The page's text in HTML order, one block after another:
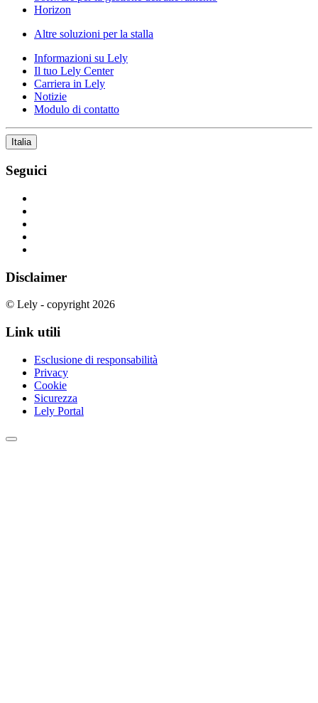
Horizon
Altre soluzioni per la stalla
Informazioni su Lely
Il tuo Lely Center
Carriera in Lely
Notizie
Modulo di contatto
Italia
Seguici
Disclaimer
© Lely - copyright 2026
Link utili
Esclusione di responsabilità
Privacy
Cookie
Sicurezza
Lely Portal